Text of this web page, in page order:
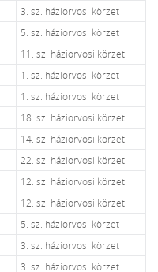
3. sz. háziorvosi körzet
5. sz. háziorvosi körzet
11. sz. háziorvosi körzet
1. sz. háziorvosi körzet
1. sz. háziorvosi körzet
18. sz. háziorvosi körzet
14. sz. háziorvosi körzet
22. sz. háziorvosi körzet
12. sz. háziorvosi körzet
12. sz. háziorvosi körzet
5. sz. háziorvosi körzet
3. sz. háziorvosi körzet
3. sz. háziorvosi körzet